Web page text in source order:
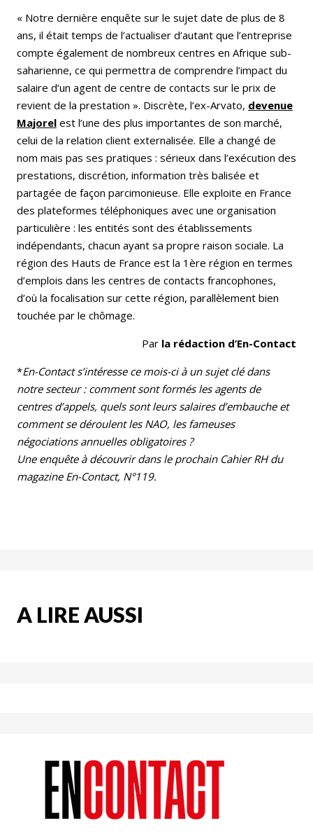
« Notre dernière enquête sur le sujet date de plus de 8
ans, il était temps de l’actualiser d’autant que l’entreprise
compte également de nombreux centres en Afrique sub-
saharienne, ce qui permettra de comprendre l’impact du
salaire d’un agent de centre de contacts sur le prix de
revient de la prestation ». Discrète, l’ex-Arvato, devenue
Majorel est l’une des plus importantes de son marché,
celui de la relation client externalisée. Elle a changé de
nom mais pas ses pratiques : sérieux dans l’exécution des
prestations, discrétion, information très balisée et
partagée de façon parcimonieuse. Elle exploite en France
des plateformes téléphoniques avec une organisation
particulière : les entités sont des établissements
indépendants, chacun ayant sa propre raison sociale. La
région des Hauts de France est la 1ère région en termes
d’emplois dans les centres de contacts francophones,
d’où la focalisation sur cette région, parallèlement bien
touchée par le chômage.
Par la rédaction d’En-Contact
*En-Contact s’intéresse ce mois-ci à un sujet clé dans
notre secteur : comment sont formés les agents de
centres d’appels, quels sont leurs salaires d’embauche et
comment se déroulent les NAO, les fameuses
négociations annuelles obligatoires ?
Une enquête à découvrir dans le prochain Cahier RH du
magazine En-Contact, N°119.
A LIRE AUSSI